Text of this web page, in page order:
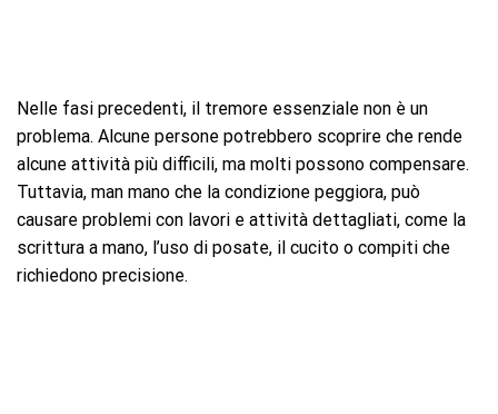
Nelle fasi precedenti, il tremore essenziale non è un
problema. Alcune persone potrebbero scoprire che rende
alcune attività più difficili, ma molti possono compensare.
Tuttavia, man mano che la condizione peggiora, può
causare problemi con lavori e attività dettagliati, come la
scrittura a mano, l’uso di posate, il cucito o compiti che
richiedono precisione.